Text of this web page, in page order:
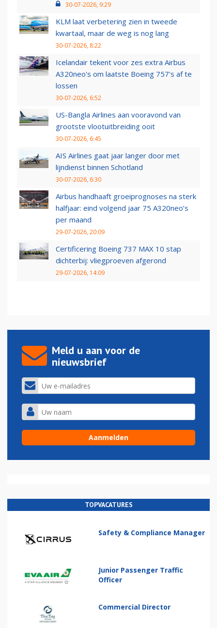
30-07-2026, 9:29
KLM laat verbetering zien in tweede
kwartaal, maar de weg is nog lang
30-07-2026, 8:22
Icelandair tekent voor zes extra Airbus
A320neo's om laatste Boeing 757's af te
lossen
30-07-2026, 6:52
US-Bangla Airlines aan vooravond van
grootste vlootuitbreiding ooit
30-07-2026, 6:45
AIS Airlines gaat jaar langer door met
lijndienst binnen Schotland
30-07-2026, 6:30
Airbus handhaaft groeiprognoses na sterk
halfjaar: eind volgend jaar 75 A320neo’s
per maand
29-07-2026, 20:09
Certificering Boeing 737 MAX 10 stap
dichterbij: vliegproeven afgerond
29-07-2026, 14:09
Meld u aan voor de
nieuwsbrief
TOPVACATURES
Safety & Compliance Manager
Junior Passenger Traffic
Officer
Commercial Director